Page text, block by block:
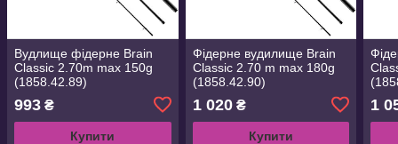
Вудлище фідерне Brain
Classic 2.70m max 150g
(1858.42.89)
993 ₴
Купити
Фідерне вудилище Brain
Classic 2.70 m max 180g
(1858.42.90)
1 020₴
Купити
1